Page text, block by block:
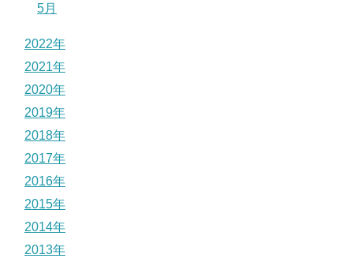
5月
2022年
2021年
2020年
2019年
2018年
2017年
2016年
2015年
2014年
2013年